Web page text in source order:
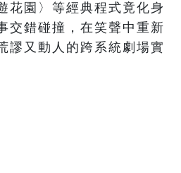
花園〉等經典程式竟化身
交錯碰撞，在笑聲中重新
謬又動人的跨系統劇場實